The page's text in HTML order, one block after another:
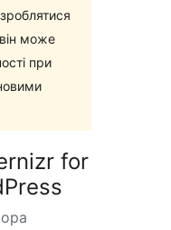
може
при
for